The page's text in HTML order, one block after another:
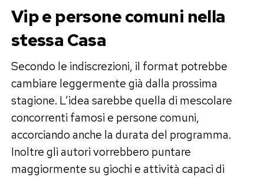
Vip e persone comuni nella
stessa Casa
Secondo le indiscrezioni, il format potrebbe
cambiare leggermente già dalla prossima
stagione. L’idea sarebbe quella di mescolare
concorrenti famosi e persone comuni,
accorciando anche la durata del programma.
Inoltre gli autori vorrebbero puntare
maggiormente su giochi e attività capaci di